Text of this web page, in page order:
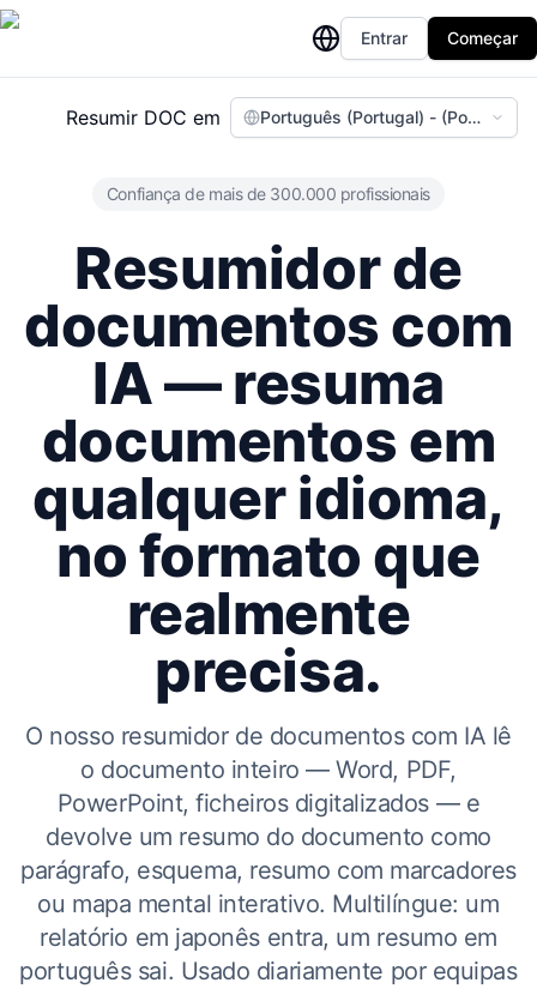
Entrar Começar
Resumir DOC em Português (Portugal) -
Confiança de mais de 300.000 profissionais
Resumidor de
documentos com
IA — resuma
documentos em
qualquer idioma,
no formato que
realmente
precisa.
O nosso resumidor de documentos com IA lê
o documento inteiro — Word, PDF,
PowerPoint, ficheiros digitalizados — e
devolve um resumo do documento como
parágrafo, esquema, resumo com marcadores
ou mapa mental interativo. Multilíngue: um
relatório em japonês entra, um resumo em
português sai. Usado diariamente por equipas